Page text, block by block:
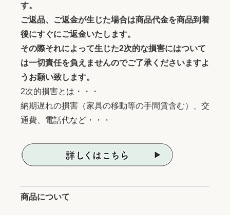
す。
ご返品、ご返金が生じた場合は商品代金を商品到着
後にすぐにご返金いたします。
その際それによって生じた2次的な損害にはついて
は一切責任を負えませんのでご了承くださいますよ
うお願い致します。
2次的損害とは・・・
納期遅れの損害（家具の移動等の手間賃含む）、交
通費、電話代など・・・
商品について